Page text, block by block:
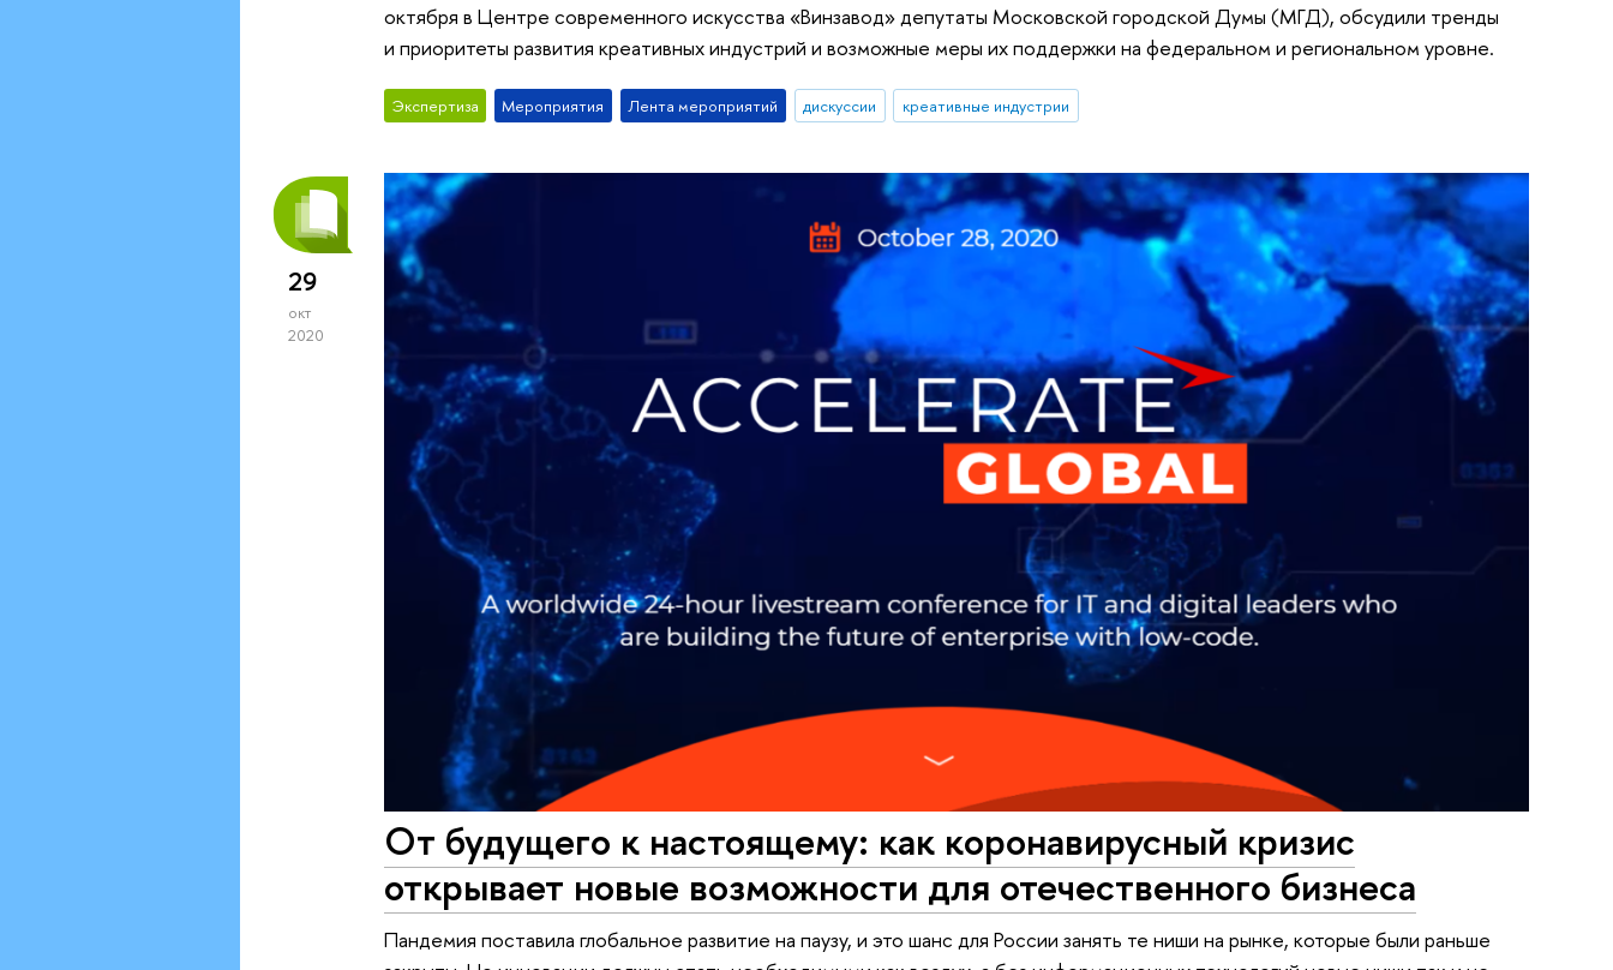
октября в Центре современного искусства «Винзавод» депутаты Московской городской Думы (МГД), обсудили тренды
и приоритеты развития креативных индустрий и возможные меры их поддержки на федеральном и региональном уровне.
Экспертиза Мероприятия Лента мероприятий дискуссии креативные индустрии
29
окт
2020
От будущего к настоящему: как коронавирусный кризис
открывает новые возможности для отечественного бизнеса
Пандемия поставила глобальное развитие на паузу, и это шанс для России занять те ниши на рынке, которые были раньше